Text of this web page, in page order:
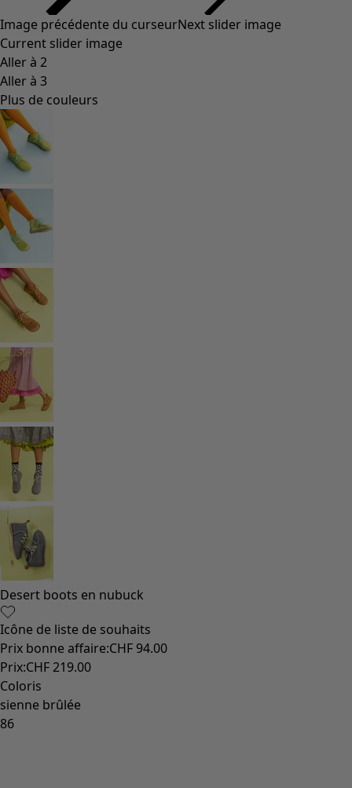
Image précédente du curseurNext slider image
Current slider image
Aller à 2
Aller à 3
Plus de couleurs
Desert boots en nubuck
Icône de liste de souhaits
Prix bonne affaire:CHF 94.00
Prix:CHF 219.00
Coloris
sienne brûlée
86